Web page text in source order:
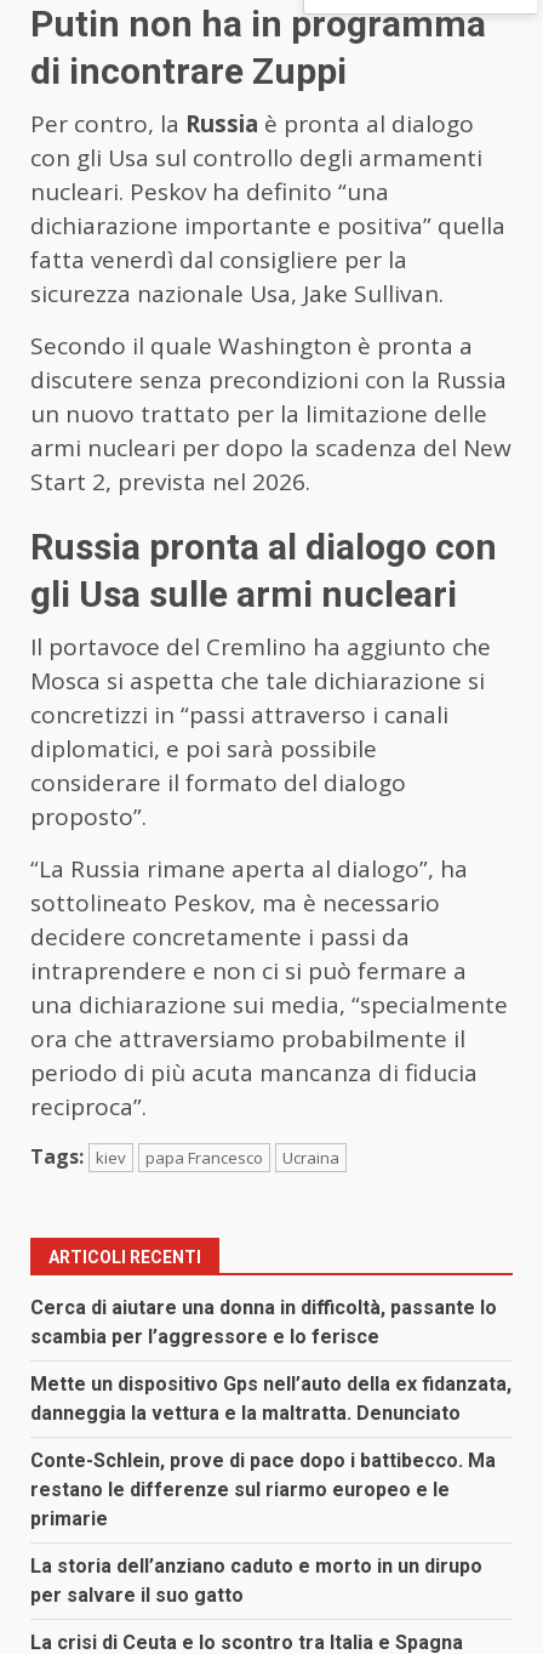
Putin non ha in programma
di incontrare Zuppi
Per contro, la Russia è pronta al dialogo
con gli Usa sul controllo degli armamenti
nucleari. Peskov ha definito “una
dichiarazione importante e positiva” quella
fatta venerdì dal consigliere per la
sicurezza nazionale Usa, Jake Sullivan.
Secondo il quale Washington è pronta a
discutere senza precondizioni con la Russia
un nuovo trattato per la limitazione delle
armi nucleari per dopo la scadenza del New
Start 2, prevista nel 2026.
Russia pronta al dialogo con
gli Usa sulle armi nucleari
Il portavoce del Cremlino ha aggiunto che
Mosca si aspetta che tale dichiarazione si
concretizzi in “passi attraverso i canali
diplomatici, e poi sarà possibile
considerare il formato del dialogo
proposto”.
“La Russia rimane aperta al dialogo”, ha
sottolineato Peskov, ma è necessario
decidere concretamente i passi da
intraprendere e non ci si può fermare a
una dichiarazione sui media, “specialmente
ora che attraversiamo probabilmente il
periodo di più acuta mancanza di fiducia
reciproca”.
Tags: kiev papa Francesco Ucraina
ARTICOLI RECENTI
Cerca di aiutare una donna in difficoltà, passante lo
scambia per l’aggressore e lo ferisce
Mette un dispositivo Gps nell’auto della ex fidanzata,
danneggia la vettura e la maltratta. Denunciato
Conte-Schlein, prove di pace dopo i battibecco. Ma
restano le differenze sul riarmo europeo e le
primarie
La storia dell’anziano caduto e morto in un dirupo
per salvare il suo gatto
La crisi di Ceuta e lo scontro tra Italia e Spagna